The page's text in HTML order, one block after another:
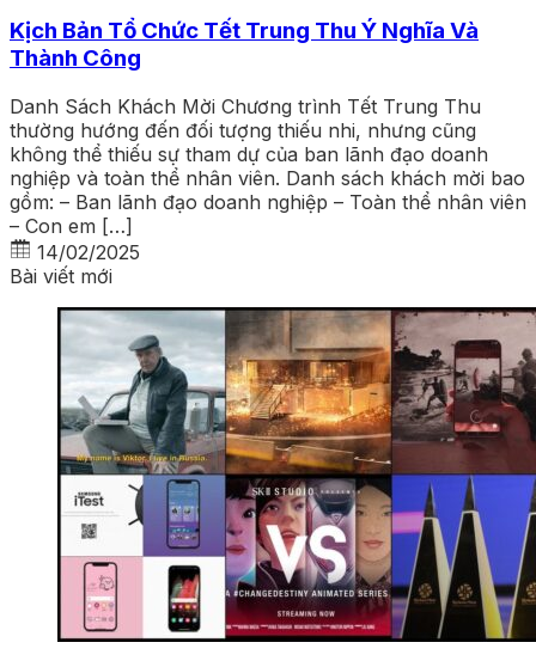
Kịch Bản Tổ Chức Tết Trung Thu Ý Nghĩa Và
Thành Công
Danh Sách Khách Mời Chương trình Tết Trung Thu
thường hướng đến đối tượng thiếu nhi, nhưng cũng
không thể thiếu sự tham dự của ban lãnh đạo doanh
nghiệp và toàn thể nhân viên. Danh sách khách mời bao
gồm: – Ban lãnh đạo doanh nghiệp – Toàn thể nhân viên
– Con em […]
14/02/2025
Bài viết mới